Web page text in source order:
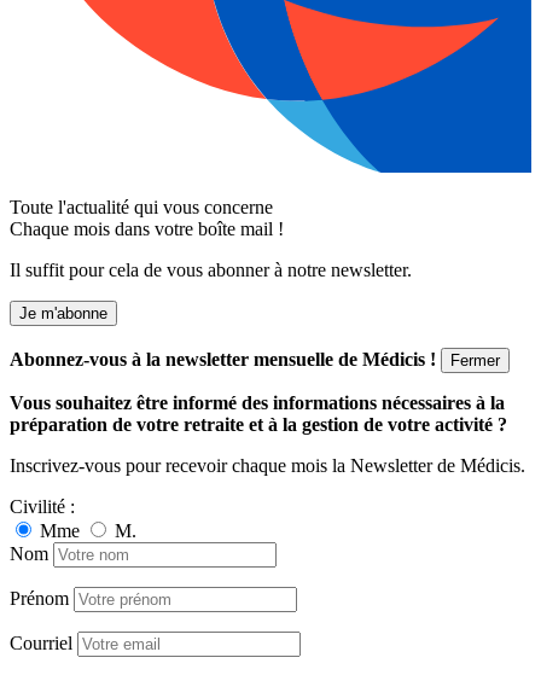
Toute l'actualité qui vous concerne
Chaque mois dans votre boîte mail !
Il suffit pour cela de vous abonner à notre newsletter.
Je m'abonne
Abonnez-vous à la newsletter mensuelle de Médicis ! Fermer
Vous souhaitez être informé des informations nécessaires à la
préparation de votre retraite et à la gestion de votre activité ?
Inscrivez-vous pour recevoir chaque mois la Newsletter de Médicis.
Civilité :
Mme
M.
Nom
Prénom
Courriel